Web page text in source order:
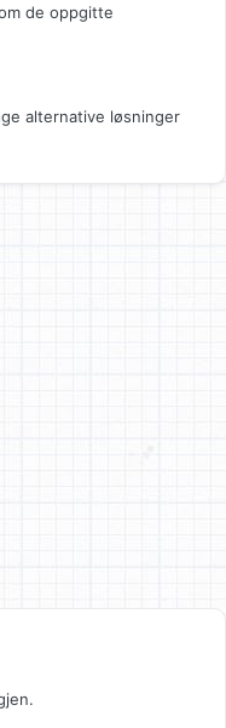
de oppgitte
alternative løsninger